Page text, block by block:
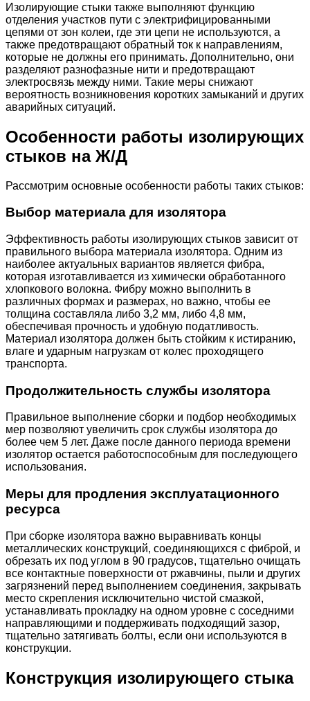
Изолирующие стыки также выполняют функцию
отделения участков пути с электрифицированными
цепями от зон колеи, где эти цепи не используются, а
также предотвращают обратный ток к направлениям,
которые не должны его принимать. Дополнительно, они
разделяют разнофазные нити и предотвращают
электросвязь между ними. Такие меры снижают
вероятность возникновения коротких замыканий и других
аварийных ситуаций.
Особенности работы изолирующих
стыков на Ж/Д
Рассмотрим основные особенности работы таких стыков:
Выбор материала для изолятора
Эффективность работы изолирующих стыков зависит от
правильного выбора материала изолятора. Одним из
наиболее актуальных вариантов является фибра,
которая изготавливается из химически обработанного
хлопкового волокна. Фибру можно выполнить в
различных формах и размерах, но важно, чтобы ее
толщина составляла либо 3,2 мм, либо 4,8 мм,
обеспечивая прочность и удобную податливость.
Материал изолятора должен быть стойким к истиранию,
влаге и ударным нагрузкам от колес проходящего
транспорта.
Продолжительность службы изолятора
Правильное выполнение сборки и подбор необходимых
мер позволяют увеличить срок службы изолятора до
более чем 5 лет. Даже после данного периода времени
изолятор остается работоспособным для последующего
использования.
Меры для продления эксплуатационного
ресурса
При сборке изолятора важно выравнивать концы
металлических конструкций, соединяющихся с фиброй, и
обрезать их под углом в 90 градусов, тщательно очищать
все контактные поверхности от ржавчины, пыли и других
загрязнений перед выполнением соединения, закрывать
место скрепления исключительно чистой смазкой,
устанавливать прокладку на одном уровне с соседними
направляющими и поддерживать подходящий зазор,
тщательно затягивать болты, если они используются в
конструкции.
Конструкция изолирующего стыка